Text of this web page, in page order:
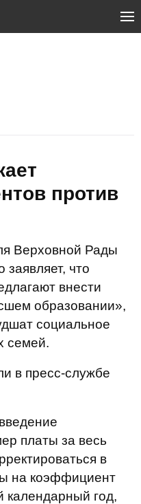
против
Верховной Рады
что
внести
образовании»,
социальное
семей.
в пресс-службе
платы за весь
в
на коэффициент
год,